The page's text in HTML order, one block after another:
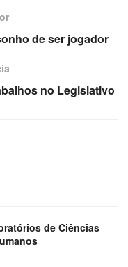
de ser jogador
no Legislativo
de Ciências